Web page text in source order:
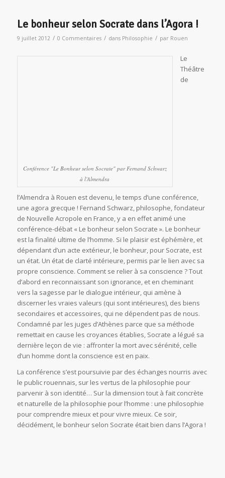
est la finalité ultime de l’homme. Si le plaisir est éphémère, et
dépendant d’un acte extérieur, le bonheur, pour Socrate, est
un état. Un état de clarté intérieure, permis par le lien avec sa
propre conscience. Comment se relier à sa conscience ? Tout
d’abord en reconnaissant son ignorance, et en cheminant
vers la sagesse par le dialogue intérieur, qui amène à
discerner les vraies valeurs (qui sont intérieures), des biens
secondaires et accessoires, qui ne dépendent pas de nous.
Condamné par les juges d’Athènes parce que sa méthode
remettait en cause les croyances établies, Socrate a légué sa
dernière leçon de vie : affronter la mort avec sérénité, celle
d’un homme dont la conscience est en paix.
La conférence s’est poursuivie par des échanges nourris avec
le public rouennais, sur les vertus de la philosophie pour
parvenir à son identité… Sur la dimension tout à fait concrète
et naturelle de la philosophie pour l’homme : une philosophie
pour comprendre mieux et pour vivre mieux. Ce soir,
décidément, le bonheur selon Socrate était bien dans l’Agora !